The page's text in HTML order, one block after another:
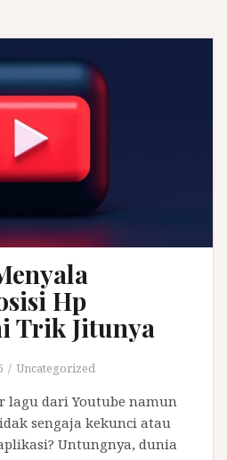
Hp
Trik Jitunya
Uncategorized
lagu dari Youtube namun
sengaja kekunci atau
Untungnya, dunia